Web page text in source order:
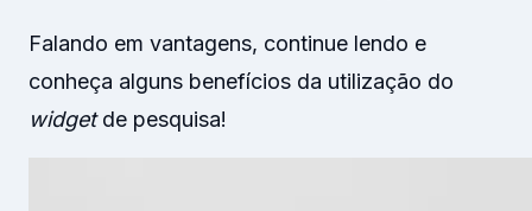
Falando em vantagens, continue lendo e
conheça alguns benefícios da utilização do
widgetde pesquisa!